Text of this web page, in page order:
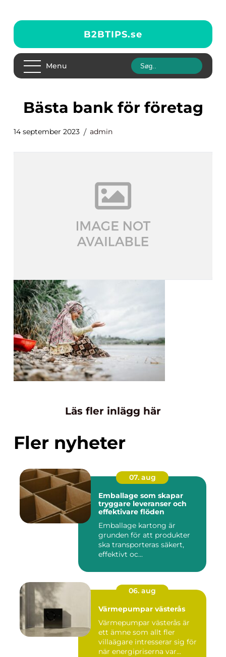
B2BTIPS.se
Menu
bästa bank för företag
14 september 2023 admin
Läs fler inlägg här
Fler nyheter
07. aug
Emballage som skapar
tryggare leveranser och
effektivare flöden
Emballage kartong är
grunden för att produkter
ska transporteras säkert,
effektivt oc...
06. aug
Värmepumpar västerås
Värmepumpar västerås är
ett ämne som allt fler
villaägare intresserar sig för
när energipriserna var...